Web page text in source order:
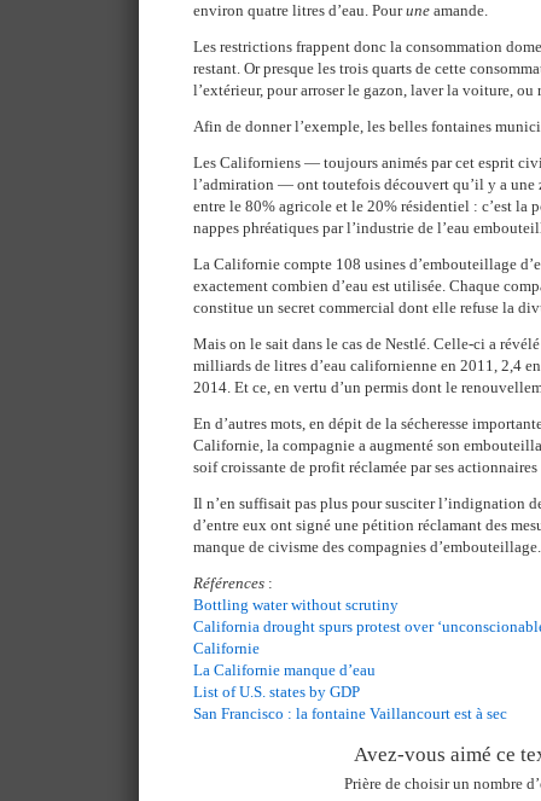
environ quatre litres d’eau. Pourune amande.
Les restrictions frappent donc la consommation
restant. Or presque les trois quarts de cette
l’extérieur, pour arroser le gazon, laver la voiture,
Afin de donner l’exemple, les belles fontaines
Les Californiens — toujours animés par cet esprit
l’admiration — ont toutefois découvert qu’il y a une
entre le 80% agricole et le 20% résidentiel : c’est la
nappes phréatiques par l’industrie de l’eau
La Californie compte 108 usines d’embouteillage
exactement combien d’eau est utilisée. Chaque
constitue un secret commercial dont elle refuse la
Mais on le sait dans le cas de Nestlé. Celle-ci a
milliards de litres d’eau californienne en 2011, 2,4
2014. Et ce, en vertu d’un permis dont le
En d’autres mots, en dépit de la sécheresse
Californie, la compagnie a augmenté son
soif croissante de profit réclamée par ses actionnaires
Il n’en suffisait pas plus pour susciter l’indignation
d’entre eux ont signé une pétition réclamant des
manque de civisme des compagnies d’embouteillage.
Références :
Bottling water without scrutiny
California drought spurs protest over
Californie
La Californie manque d’eau
List of U.S. states by GDP
San Francisco : la fontaine Vaillancourt est à sec
Avez-vous aimé ce
Prière de choisir un nombre